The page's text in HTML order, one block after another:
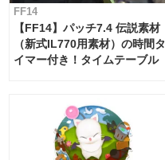
FF14
【FF14】パッチ7.4 伝説素材
（新式IL770用素材）の時間タ
イマー付き！タイムテーブル